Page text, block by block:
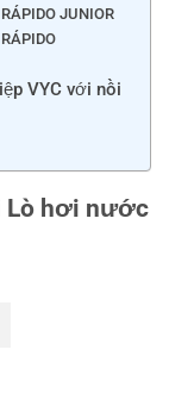
JUNIOR
VYC với nồi
Lò hơi nước